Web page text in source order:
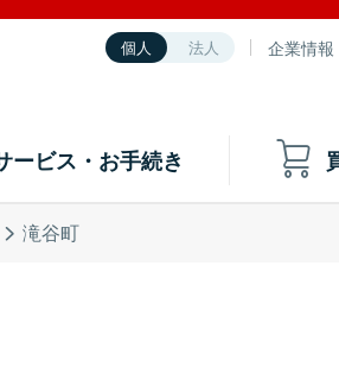
個人 法人 企業情報
ービス・お手続き
滝谷町